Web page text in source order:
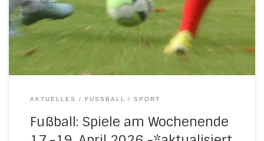
Witzenhausen/Hebenshausen 0:3 (0:1) Freitag, 17. April
2026 18.00 Uhr in HundelshausenD-Jugend: JSG
Witzenhausen/Hebenshausen III – H/N/U 8:0 (3:0) Samstag,
18. April […]
AKTUELLES FUSSBALL SPORT
Fußball: Spiele am Wochenende